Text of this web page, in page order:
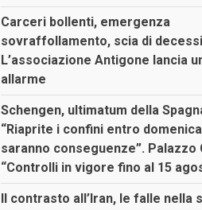
Carceri bollenti, emergenza
sovraffollamento, scia di
L’associazione Antigone lancia
allarme
Schengen, ultimatum della
“Riaprite i confini entro
saranno conseguenze”. Palazzo
“Controlli in vigore fino al 15
Il contrasto all’Iran, le falle nella